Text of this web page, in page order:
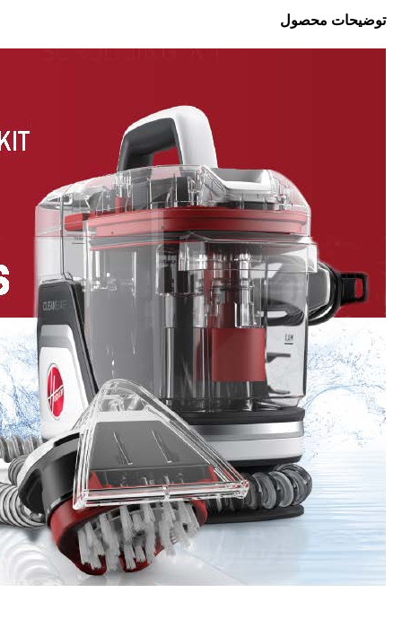
توضیحات محصول